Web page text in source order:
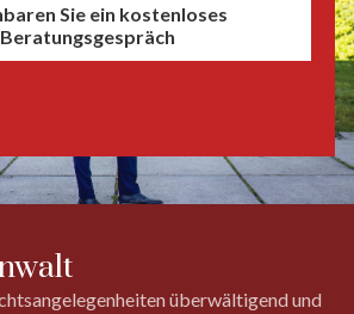
Sie ein kostenloses
Beratungsgespräch
überwältigend und